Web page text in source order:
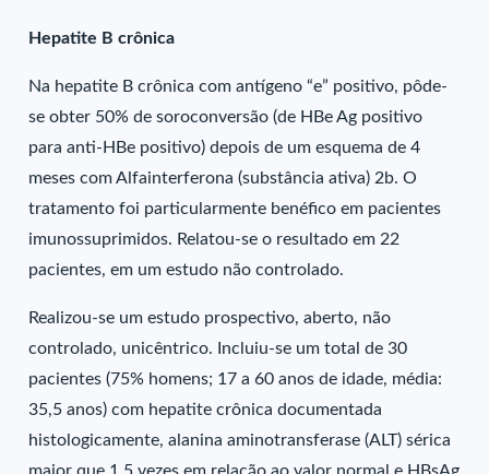
Hepatite B crônica
Na hepatite B crônica com antígeno “e” positivo, pôde-
se obter 50% de soroconversão (de HBe Ag positivo
para anti-HBe positivo) depois de um esquema de 4
meses com Alfainterferona (substância ativa) 2b. O
tratamento foi particularmente benéfico em pacientes
imunossuprimidos. Relatou-se o resultado em 22
pacientes, em um estudo não controlado.
Realizou-se um estudo prospectivo, aberto, não
controlado, unicêntrico. Incluiu-se um total de 30
pacientes (75% homens; 17 a 60 anos de idade, média:
35,5 anos) com hepatite crônica documentada
histologicamente, alanina aminotransferase (ALT) sérica